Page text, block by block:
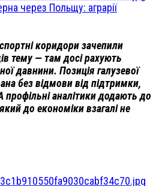
через Польщу: аграрії
коридори зачепили
тему — там досі рахують
давнини. Позиція галузевої
без відмови від підтримки,
аналітики додають до
до економіки взагалі не